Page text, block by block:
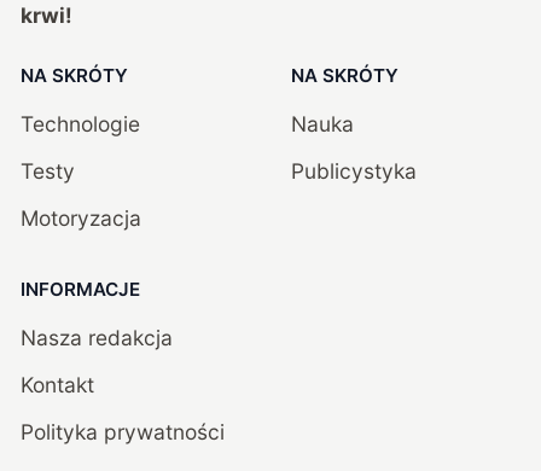
krwi!
NA SKRÓTY
Technologie
Testy
Motoryzacja
NA SKRÓTY
Nauka
Publicystyka
INFORMACJE
Nasza redakcja
Kontakt
Polityka prywatności